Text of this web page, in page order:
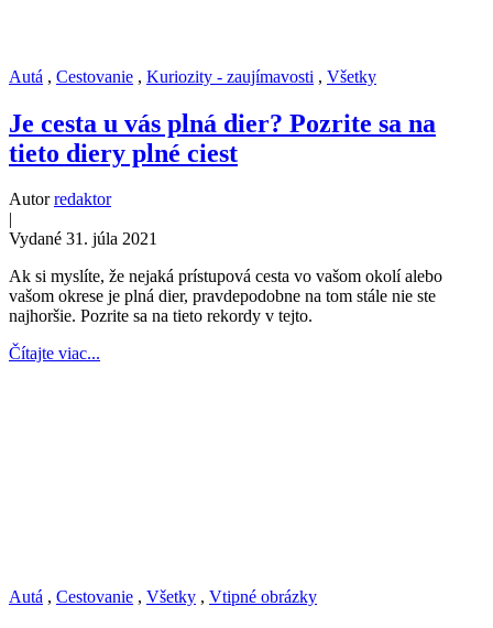
Autá , Cestovanie , Kuriozity - zaujímavosti , Všetky
Je cesta u vás plná dier? Pozrite sa na
tieto diery plné ciest
Autorredaktor
|
Vydané 31. júla 2021
Ak si myslíte, že nejaká prístupová cesta vo vašom okolí alebo
vašom okrese je plná dier, pravdepodobne na tom stále nie ste
najhoršie. Pozrite sa na tieto rekordy v tejto.
Čítajte viac...
Autá , Cestovanie , Všetky , Vtipné obrázky